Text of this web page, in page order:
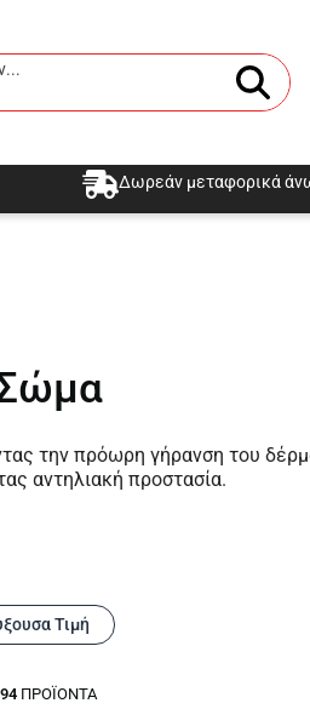
Δωρεάν μεταφορικά
την πρόωρη γήρανση του
αντηλιακή προστασία.
Τιμή
94 ΠΡΟΪΌΝΤΑ